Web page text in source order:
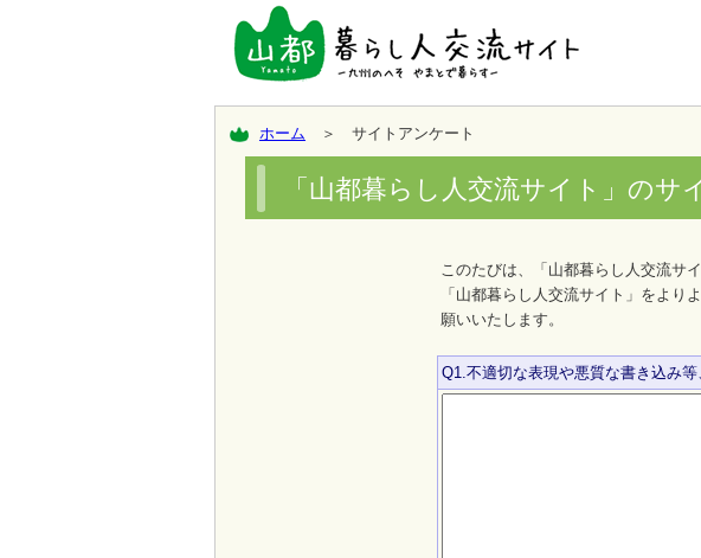
ホーム ＞ サイトアンケート
「山都暮らし人交流サイト」のサ
このたびは、「山都暮らし人交流サ
「山都暮らし人交流サイト」をより
願いいたします。
Q1.不適切な表現や悪質な書き込み